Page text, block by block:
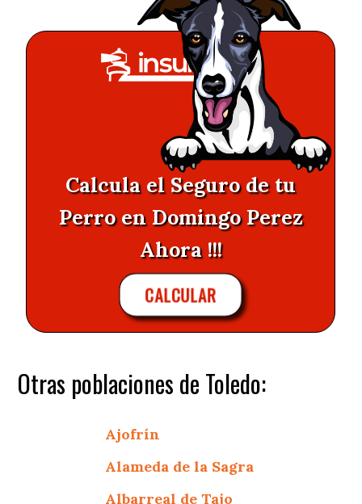
Calcula el Seguro de tu
Perro en Domingo Perez
Ahora !!!
CALCULAR
Otras poblaciones de Toledo:
Ajofrín
Alameda de la Sagra
Albarreal de Tajo